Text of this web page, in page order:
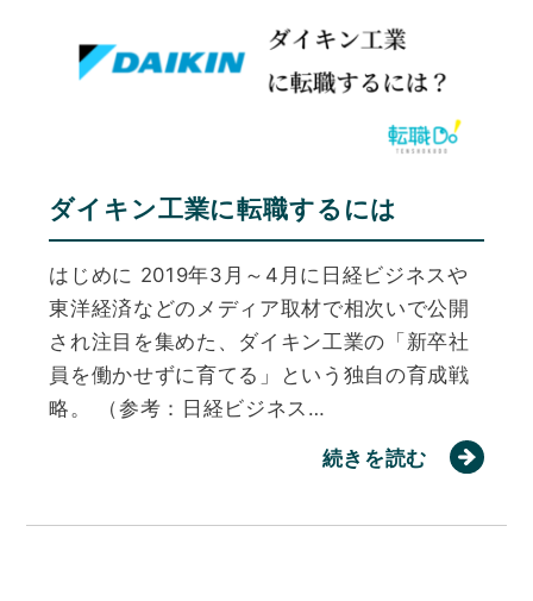
ダイキン工業に転職するには
はじめに 2019年3月～4月に日経ビジネスや
東洋経済などのメディア取材で相次いで公開
され注目を集めた、ダイキン工業の「新卒社
員を働かせずに育てる」という独自の育成戦
略。 （参考：日経ビジネス…
続きを読む